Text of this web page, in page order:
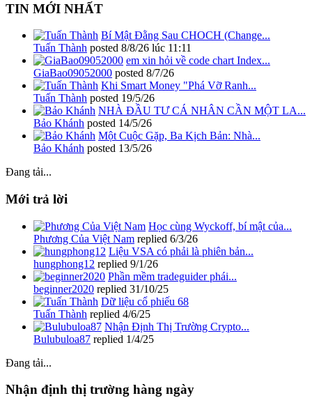
TIN MỚI NHẤT
Bí Mật Đằng Sau CHOCH (Change...
Tuấn Thành posted 8/8/26 lúc 11:11
em xin hỏi về code chart Index...
GiaBao09052000 posted 8/7/26
Khi Smart Money "Phá Vỡ Ranh...
Tuấn Thành posted 19/5/26
NHÀ ĐẦU TƯ CÁ NHÂN CẦN MỘT LA...
Bảo Khánh posted 14/5/26
Một Cuộc Gặp, Ba Kịch Bản: Nhà...
Bảo Khánh posted 13/5/26
Đang tải...
Mới trả lời
Học cùng Wyckoff, bí mật của...
Phương Của Việt Nam replied 6/3/26
Liệu VSA có phải là phiên bản...
hungphong12 replied 9/1/26
Phần mềm tradeguider phái...
beginner2020 replied 31/10/25
Dữ liệu cổ phiếu 68
Tuấn Thành replied 4/6/25
Nhận Định Thị Trường Crypto...
Bulubuloa87 replied 1/4/25
Đang tải...
Nhận định thị trường hàng ngày